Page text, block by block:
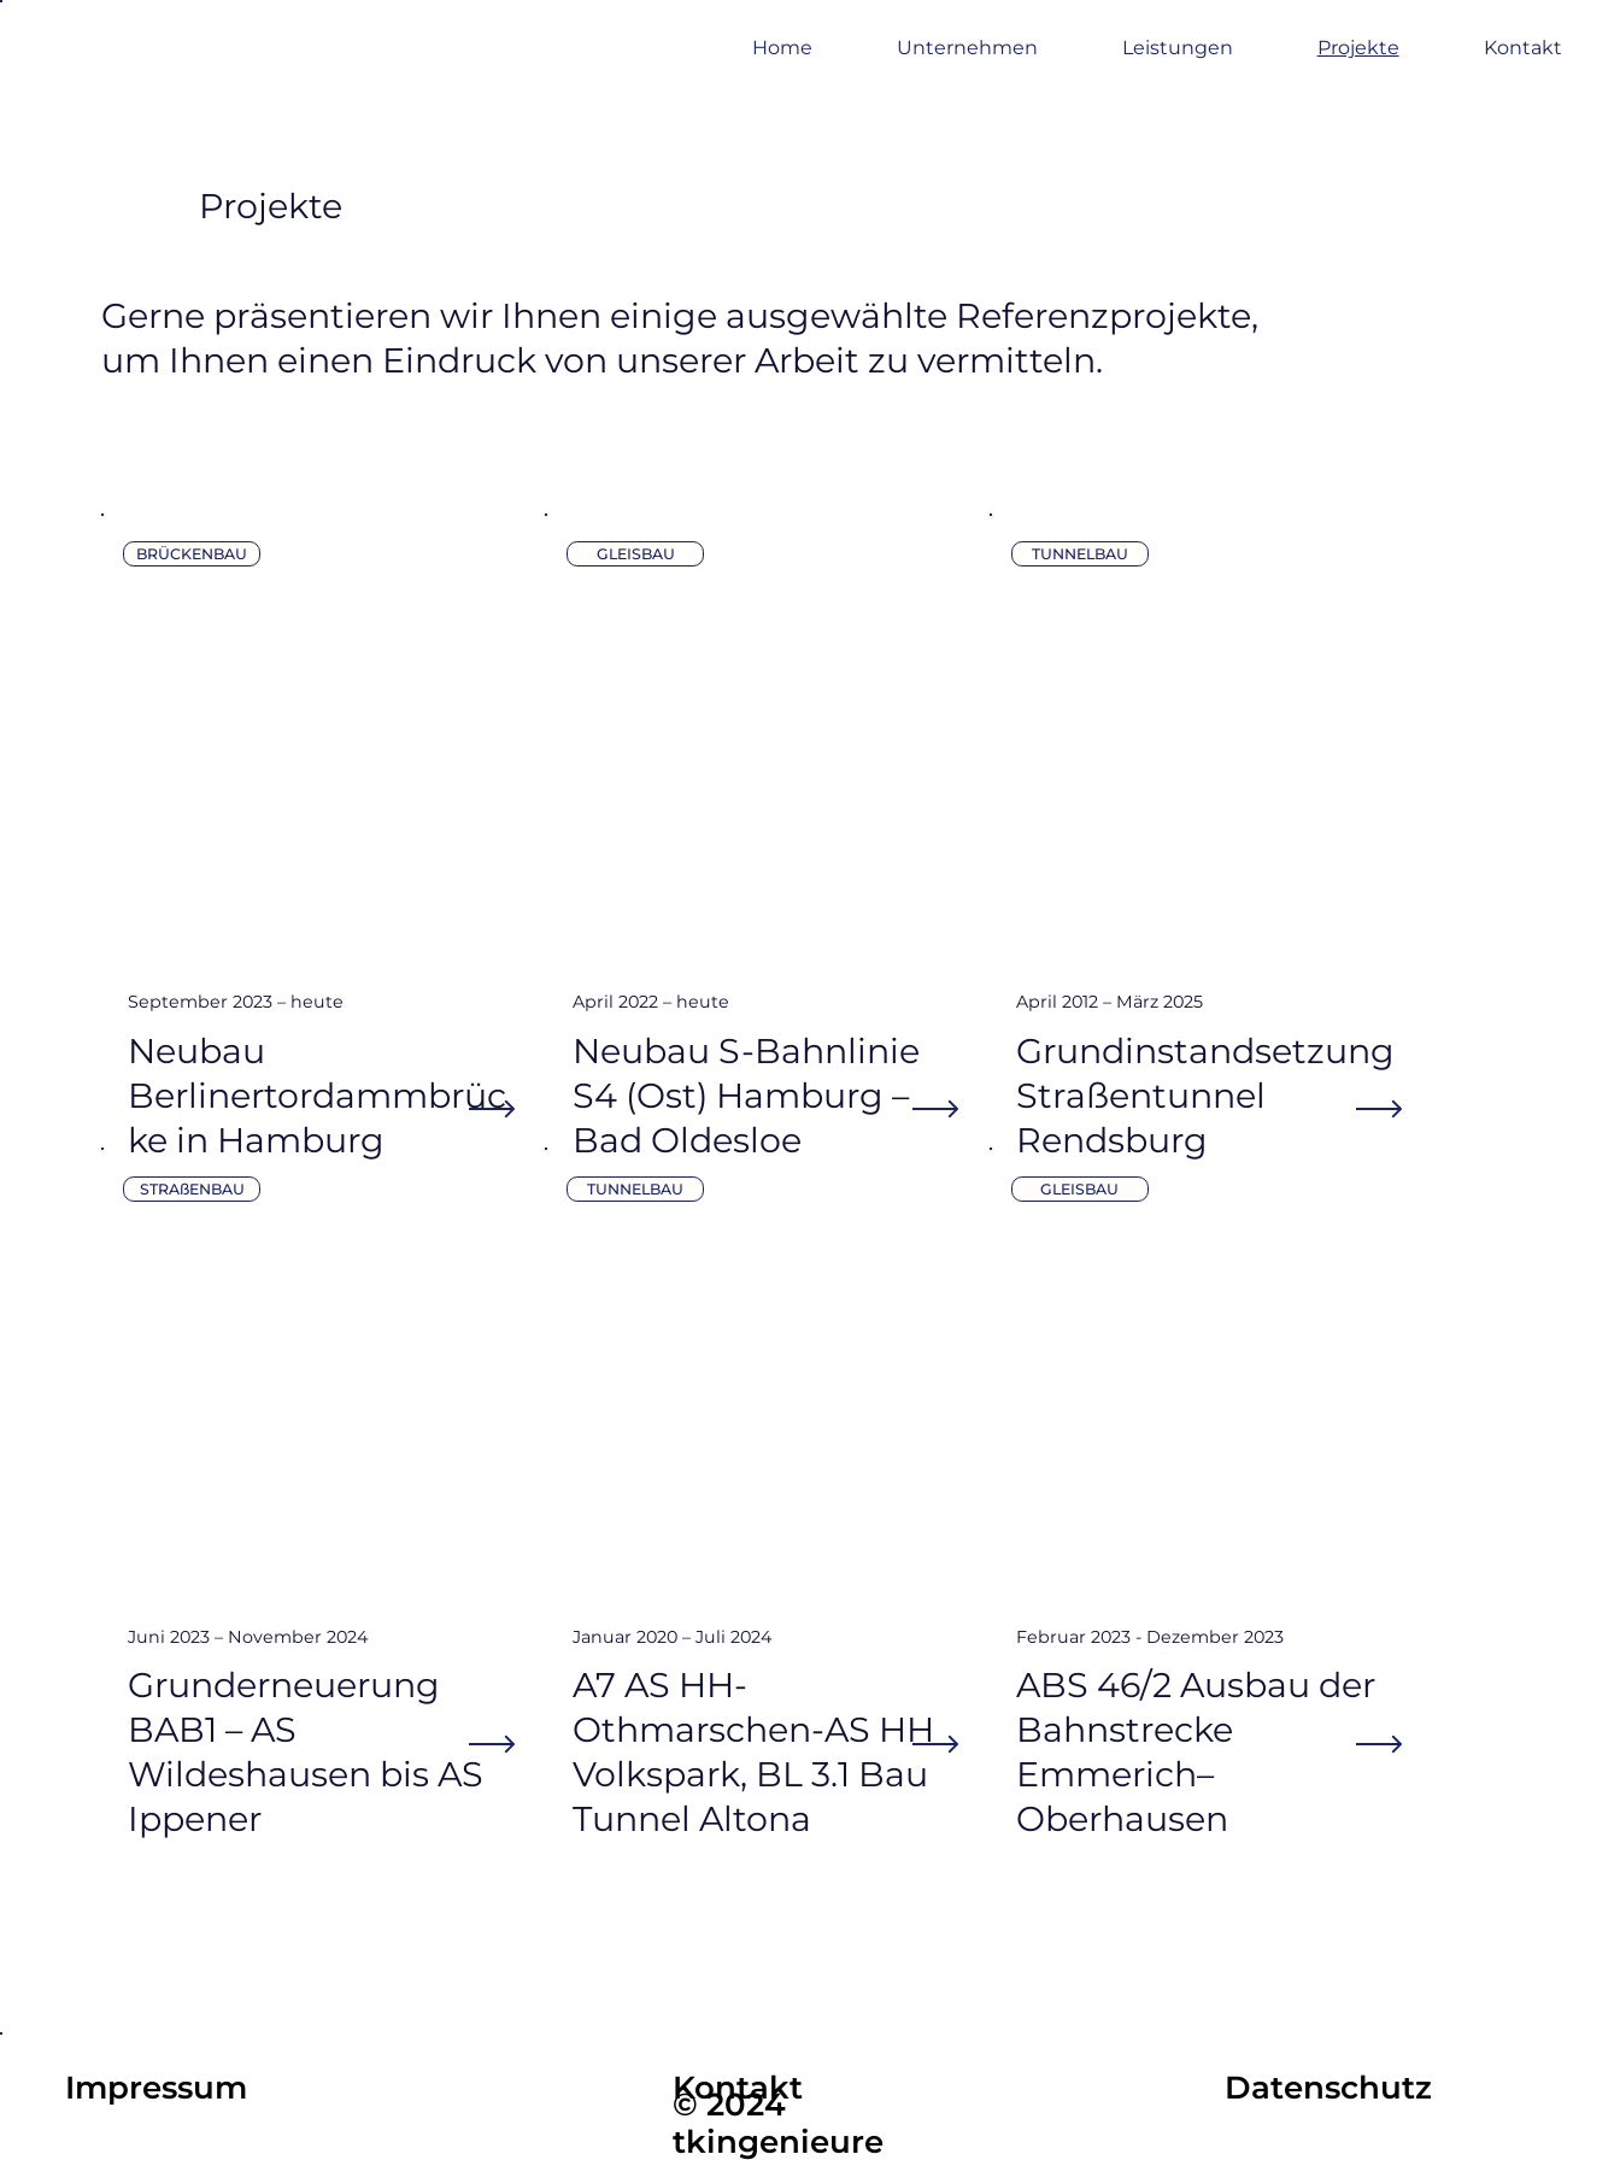
Home Unternehmen Leistungen Projekte Kontakt
Projekte
Gerne präsentieren wir Ihnen einige ausgewählte Referenzprojekte,
um Ihnen einen Eindruck von unserer Arbeit zu vermitteln.
September 2023 – heute
Neubau
Berlinertordammbrüc
ke in Hamburg
BRÜCKENBAU
April 2022 – heute
Neubau S-Bahnlinie
S4 (Ost) Hamburg –
Bad Oldesloe
GLEISBAU
April 2012 – März 2025
Grundinstandsetzung
Straßentunnel
Rendsburg
TUNNELBAU
Juni 2023 – November 2024
Grunderneuerung
BAB1 – AS
Wildeshausen bis AS
Ippener
STRAßENBAU
Januar 2020 – Juli 2024
A7 AS HH-
Othmarschen-AS HH
Volkspark, BL 3.1 Bau
Tunnel Altona
TUNNELBAU
Februar 2023 - Dezember 2023
ABS 46/2 Ausbau der
Bahnstrecke
Emmerich–
Oberhausen
GLEISBAU
Impressum Kontakt
© 2024
tkingenieure
Datenschutz